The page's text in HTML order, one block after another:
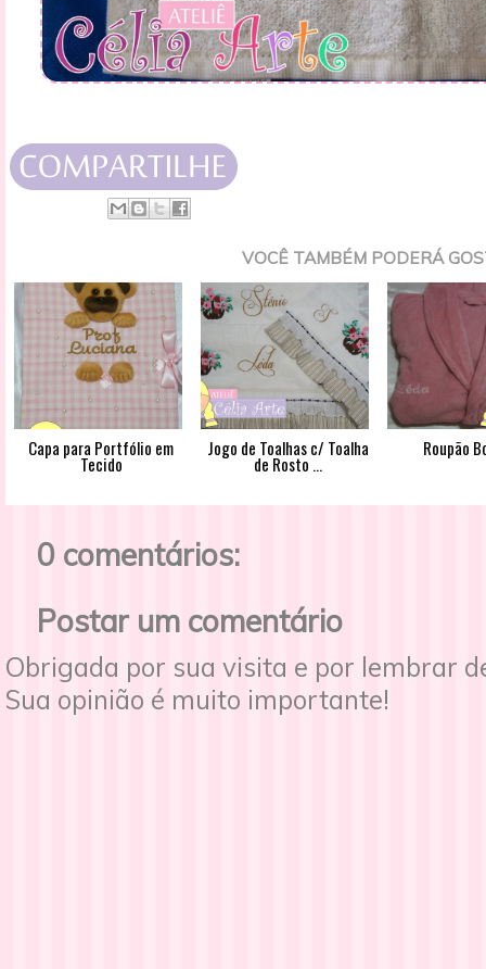
VOCÊ TAMBÉM PODERÁ
Capa para Portfólio em
Tecido
Jogo de Toalhas c/ Toalha
de Rosto ...
Roupão
0 comentários:
Postar um comentário
Obrigada por sua visita e por lembrar
Sua opinião é muito importante!